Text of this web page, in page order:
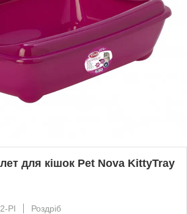
для кішок Pet Nova KittyTray
PI
Роздріб